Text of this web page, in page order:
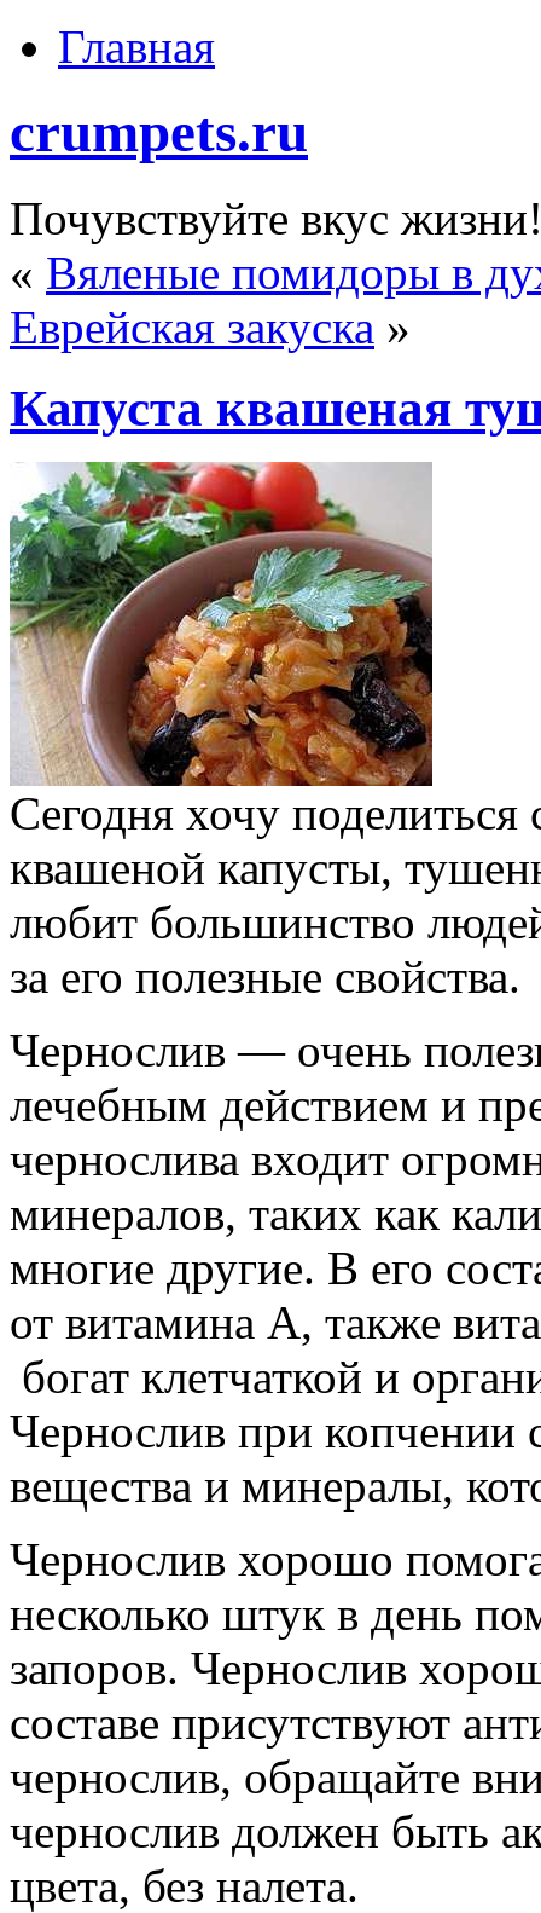
Главная
crumpets.ru
Почувствуйте вкус
« Вяленые помидоры в
Еврейская закуска »
Капуста квашеная
Сегодня хочу
квашеной капусты,
любит большинство
за его полезные свойства.
Чернослив — очень
лечебным действием и
чернослива входит
минералов, таких как
многие другие. В его
от витамина А, также
богат клетчаткой и
Чернослив при копчении
вещества и минералы,
Чернослив хорошо
несколько штук в день
запоров. Чернослив
составе присутствуют
чернослив, обращайте
чернослив должен быть
цвета, без налета.